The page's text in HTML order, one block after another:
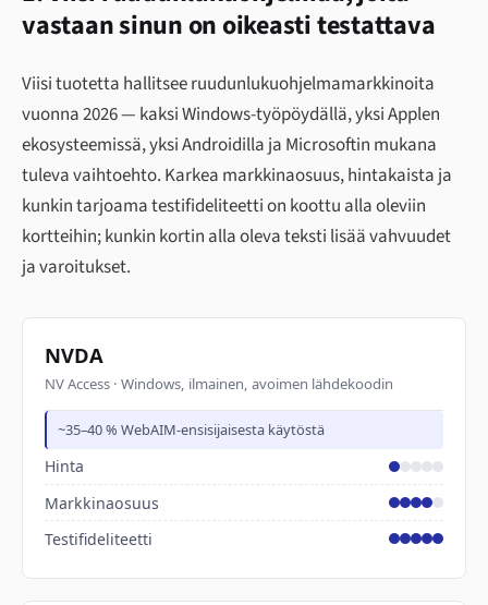
vastaan sinun on oikeasti testattava
Viisi tuotetta hallitsee ruudunlukuohjelmamarkkinoita
vuonna 2026 — kaksi Windows-työpöydällä, yksi Applen
ekosysteemissä, yksi Androidilla ja Microsoftin mukana
tuleva vaihtoehto. Karkea markkinaosuus, hintakaista ja
kunkin tarjoama testifideliteetti on koottu alla oleviin
kortteihin; kunkin kortin alla oleva teksti lisää vahvuudet
ja varoitukset.
NVDA
NV Access · Windows, ilmainen, avoimen lähdekoodin
~35–40 % WebAIM-ensisijaisesta käytöstä
Hinta
Markkinaosuus
Testifideliteetti